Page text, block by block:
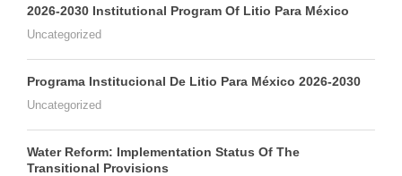
2026-2030 Institutional Program Of Litio Para México
Uncategorized
Programa Institucional De Litio Para México 2026-2030
Uncategorized
Water Reform: Implementation Status Of The
Transitional Provisions